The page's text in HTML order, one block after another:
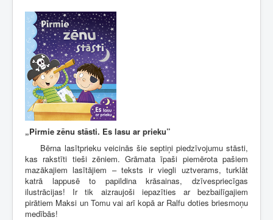
„Pirmie zēnu stāsti. Es lasu ar prieku”
Bērna lasītprieku veicinās šie septiņi piedzīvojumu stāsti,
kas rakstīti tieši zēniem. Grāmata īpaši piemērota pašiem
mazākajiem lasītājiem – teksts ir viegli uztverams, turklāt
katrā lappusē to papildina krāsainas, dzīvespriecīgas
ilustrācijas! Ir tik aizraujoši iepazīties ar bezbailīgajiem
pirātiem Maksi un Tomu vai arī kopā ar Ralfu doties briesmoņu
medībās!